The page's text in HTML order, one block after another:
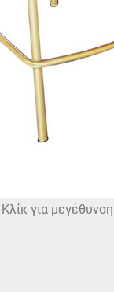
Κλίκ για μεγέθυνση